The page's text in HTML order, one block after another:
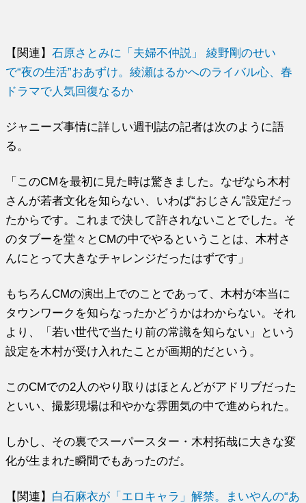
【関連】石原さとみに「夫婦不仲説」 綾野剛のせい
で“夜の生活”おあずけ。綾瀬はるかへのライバル心、春
ドラマで人気回復なるか
ジャニーズ事情に詳しい週刊誌の記者は次のように語
る。
「このCMを最初に見た時は驚きました。なぜなら木村
さんが若者文化を知らない、いわば“おじさん”設定だっ
たからです。これまで決して許されないことでした。そ
のタブーを堂々とCMの中でやるということは、木村さ
んにとって大きなチャレンジだったはずです」
もちろんCMの演出上でのことであって、木村が本当に
タウンワークを知らなったかどうかはわからない。それ
より、「若い世代で当たり前の常識を知らない」という
設定を木村が受け入れたことが画期的だという。
このCMでの2人のやり取りはほとんどがアドリブだった
といい、撮影現場は和やかな雰囲気の中で進められた。
しかし、その裏でスーパースター・木村拓哉に大きな変
化が生まれた瞬間でもあったのだ。
【関連】 白石麻衣が「エロキャラ」解禁。まいやんの“あ